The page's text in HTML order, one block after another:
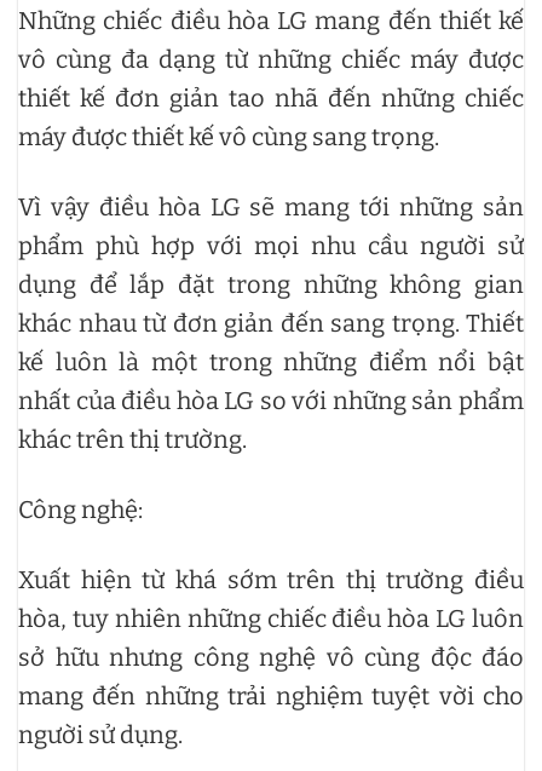
Những chiếc điều hòa LG mang đến thiết kế
vô cùng đa dạng từ những chiếc máy được
thiết kế đơn giản tao nhã đến những chiếc
máy được thiết kế vô cùng sang trọng.
Vì vậy điều hòa LG sẽ mang tới những sản
phẩm phù hợp với mọi nhu cầu người sử
dụng để lắp đặt trong những không gian
khác nhau từ đơn giản đến sang trọng. Thiết
kế luôn là một trong những điểm nổi bật
nhất của điều hòa LG so với những sản phẩm
khác trên thị trường.
Công nghệ:
Xuất hiện từ khá sớm trên thị trường điều
hòa, tuy nhiên những chiếc điều hòa LG luôn
sở hữu nhưng công nghệ vô cùng độc đáo
mang đến những trải nghiệm tuyệt vời cho
người sử dụng.